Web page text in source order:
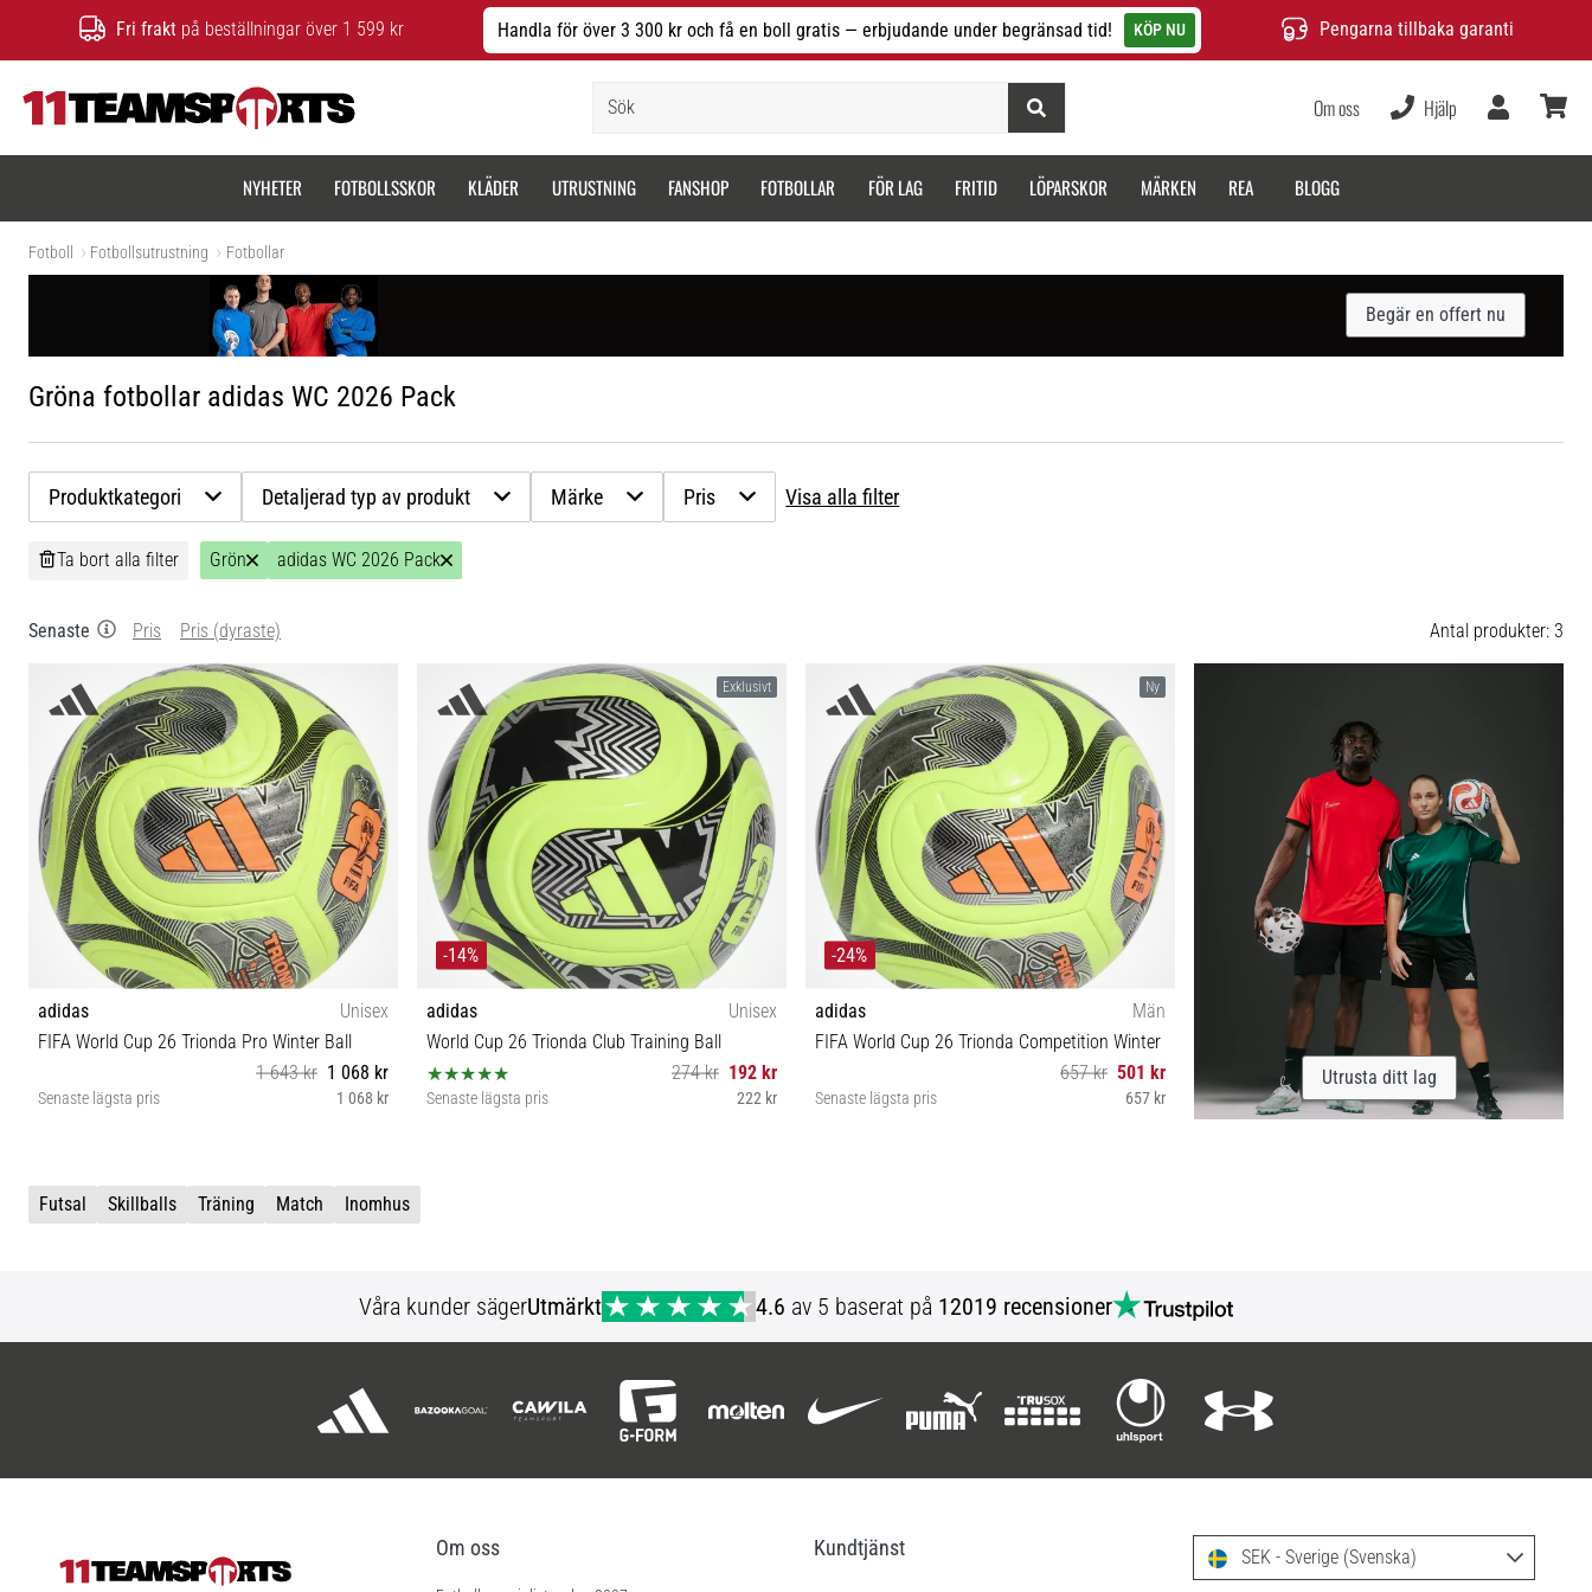
Fri frakt på beställningar över 1 599 kr Handla för över 3 300 kr och få en boll gratis — erbjudande under begränsad tid! KÖP NU Pengarna tillbaka garanti
Om oss Hjälp
NYHETER FOTBOLLSSKOR KLÄDER UTRUSTNING FANSHOP FOTBOLLAR FÖR LAG FRITID LÖPARSKOR MÄRKEN REA BLOGG
Fotboll Fotbollsutrustning Fotbollar
Begär en offert nu
Gröna fotbollar adidas WC 2026 Pack
Produktkategori Detaljerad typ av produkt Märke Pris Visa alla filter
Ta bort alla filter Grön adidas WC 2026 Pack
Senaste Pris Pris (dyraste) Antal produkter: 3
adidas
Unisex
FIFA World Cup 26 Trionda Pro Winter Ball
1 643 kr 1 068 kr
Senaste lägsta pris 1 068 kr
Exklusivt
-14%
adidas
Unisex
World Cup 26 Trionda Club Training Ball
274 kr 192 kr
Senaste lägsta pris 222 kr
Ny
-24%
adidas
Män
FIFA World Cup 26 Trionda Competition Winter
657 kr 501 kr
Senaste lägsta pris 657 kr
Utrusta ditt lag
Futsal Skillballs Träning Match Inomhus
Våra kunder sägerUtmärkt 4.6 av 5 baserat på 12019 recensioner
Om oss Kundtjänst SEK - Sverige (Svenska)